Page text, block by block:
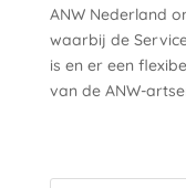
ANW Nederland
waarbij de
is en er een
van de ANW-